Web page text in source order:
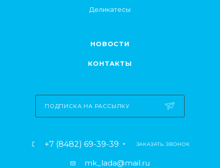
Деликатесы
НОВОСТИ
КОНТАКТЫ
ПОДПИСКА НА РАССЫЛКУ
+7 (8482) 69-39-39 ЗАКАЗАТЬ ЗВОНОК
mk_lada@mail.ru